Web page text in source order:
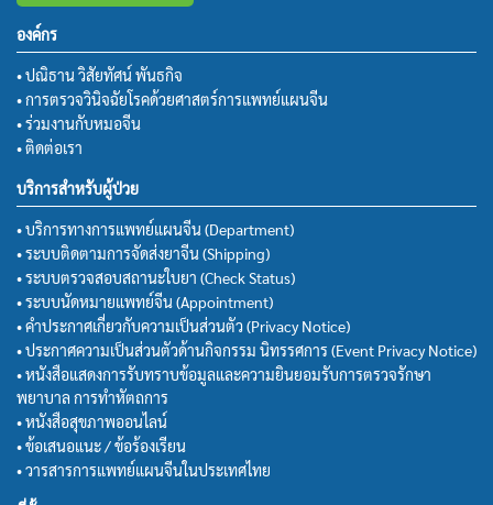
องค์กร
• ปณิธาน วิสัยทัศน์ พันธกิจ
• การตรวจวินิจฉัยโรคด้วยศาสตร์การแพทย์แผนจีน
• ร่วมงานกับหมอจีน
• ติดต่อเรา
บริการสำหรับผู้ป่วย
• บริการทางการแพทย์แผนจีน (Department)
• ระบบติดตามการจัดส่งยาจีน (Shipping)
• ระบบตรวจสอบสถานะใบยา (Check Status)
• ระบบนัดหมายแพทย์จีน (Appointment)
• คำประกาศเกี่ยวกับความเป็นส่วนตัว (Privacy Notice)
• ประกาศความเป็นส่วนตัวด้านกิจกรรม นิทรรศการ (Event Privacy Notice)
• หนังสือแสดงการรับทราบข้อมูลและความยินยอมรับการตรวจรักษา
พยาบาล การทำหัตถการ
• หนังสือสุขภาพออนไลน์
• ข้อเสนอแนะ / ข้อร้องเรียน
• วารสารการแพทย์แผนจีนในประเทศไทย